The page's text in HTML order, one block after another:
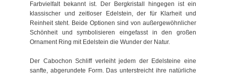
Farbvielfalt bekannt ist. Der Bergkristall hingegen ist ein
klassischer und zeitloser Edelstein, der für Klarheit und
Reinheit steht. Beide Optionen sind von außergewöhnlicher
Schönheit und symbolisieren eingefasst in den großen
Ornament Ring mit Edelstein die Wunder der Natur.
Der Cabochon Schliff verleiht jedem der Edelsteine eine
sanfte, abgerundete Form. Das unterstreicht ihre natürliche